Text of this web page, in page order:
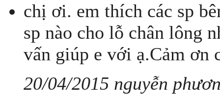
chị ơi. em thích các sp
sp nào cho lỗ chân lông
vấn giúp e với ạ.Cảm ơn
20/04/2015 nguyễn